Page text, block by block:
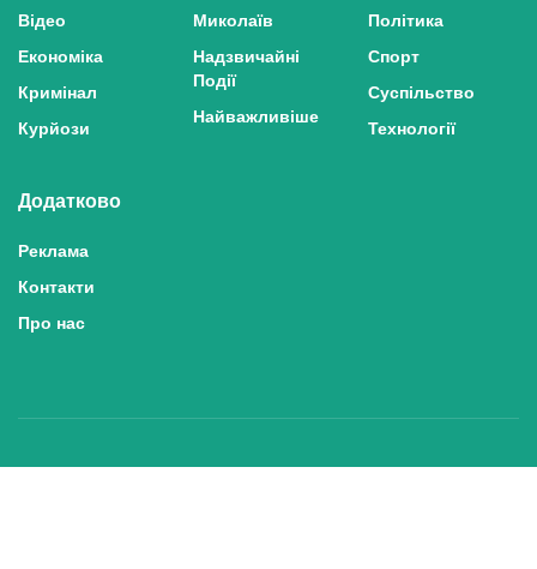
Відео
Економіка
Кримінал
Курйози
Миколаїв
Надзвичайні
Події
Найважливіше
Політика
Спорт
Суспільство
Технології
Додатково
Реклама
Контакти
Про нас
Політика конфіденційності та захисту персональних даних